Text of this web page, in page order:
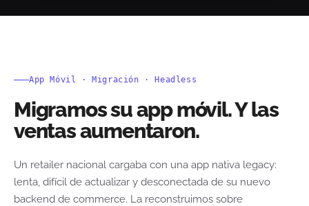
App Móvil · Migración · Headless
Migramos su app móvil. Y las
ventas aumentaron.
Un retailer nacional cargaba con una app nativa legacy:
lenta, difícil de actualizar y desconectada de su nuevo
backend de commerce. La reconstruimos sobre